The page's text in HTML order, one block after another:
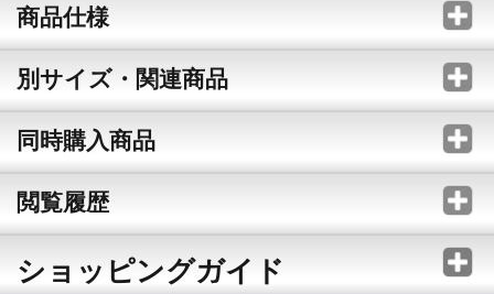
商品仕様
別サイズ・関連商品
同時購入商品
閲覧履歴
ショッピングガイド